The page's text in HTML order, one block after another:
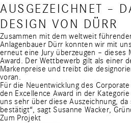
AUSGEZEICHNET –
DESIGN VON DÜRR
Zusammen mit dem weltweit
Anlagenbauer Dürr konnten wir mit
erneut eine Jury überzeugen – dieses
Award. Der Wettbewerb gilt als einer
Markenpreise und treibt die
voran.
Für die Neuentwicklung des
den Excellence Award in der Kategorie
uns sehr über diese Auszeichnung,
bestätigt“, sagt Susanne Wacker,
Zum Projekt